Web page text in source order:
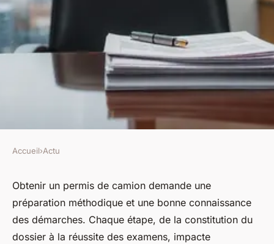
Permis de camion : top
conseils pour réussir votre
demande
Accueil›Actu
Obtenir un permis de camion demande une
préparation méthodique et une bonne connaissance
des démarches. Chaque étape, de la constitution du
dossier à la réussite des examens, impacte